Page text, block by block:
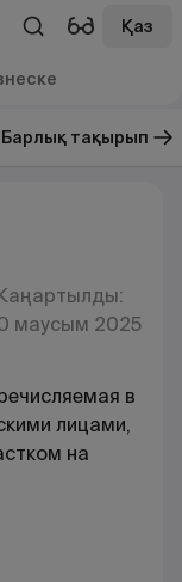
Қаз
Барлық тақырып
маусым 2025
в
лицами,
на